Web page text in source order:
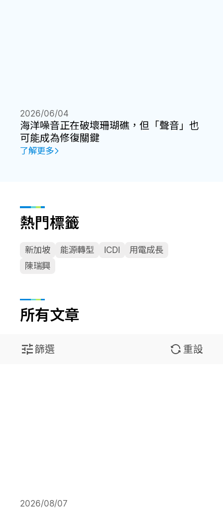
海洋噪音正在破壞珊瑚礁，但「聲音」也
可能成為修復關鍵
2026/06/04
了解更多
熱門標籤
新加坡 能源轉型 ICDI
用電成長
陳瑞興
所有文章
篩選 重設
2026/08/07